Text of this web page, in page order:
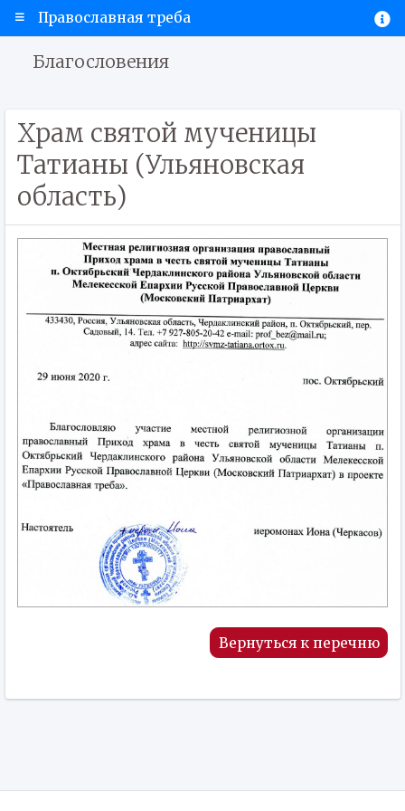
Православная треба
Благословения
Храм святой мученицы
Татианы (Ульяновская
область)
Вернуться к перечню